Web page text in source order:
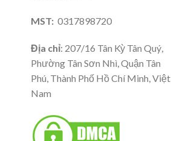
MST: 0317898720
Địa chỉ: 207/16 Tân Kỳ Tân Quý,
Phường Tân Sơn Nhì, Quận Tân
Phú, Thành Phố Hồ Chí Minh, Việt
Nam